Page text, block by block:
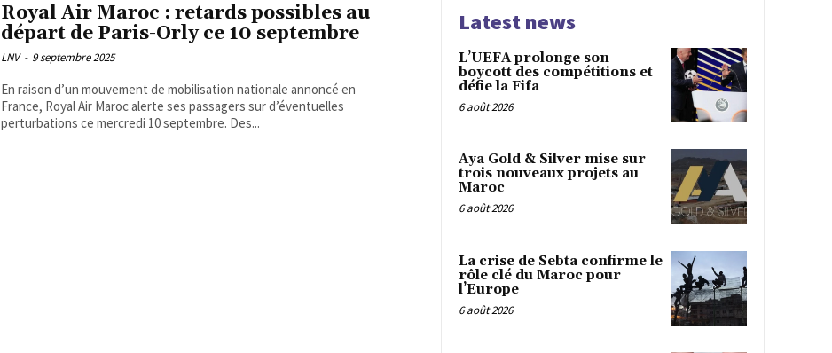
Royal Air Maroc : retards possibles au
départ de Paris-Orly ce 10 septembre
LNV - 9 septembre 2025
En raison d’un mouvement de mobilisation nationale annoncé en
France, Royal Air Maroc alerte ses passagers sur d’éventuelles
perturbations ce mercredi 10 septembre. Des...
Latest news
L’UEFA prolonge son
boycott des compétitions et
défie la Fifa
6 août 2026
Aya Gold & Silver mise sur
trois nouveaux projets au
Maroc
6 août 2026
La crise de Sebta confirme le
rôle clé du Maroc pour
l’Europe
6 août 2026